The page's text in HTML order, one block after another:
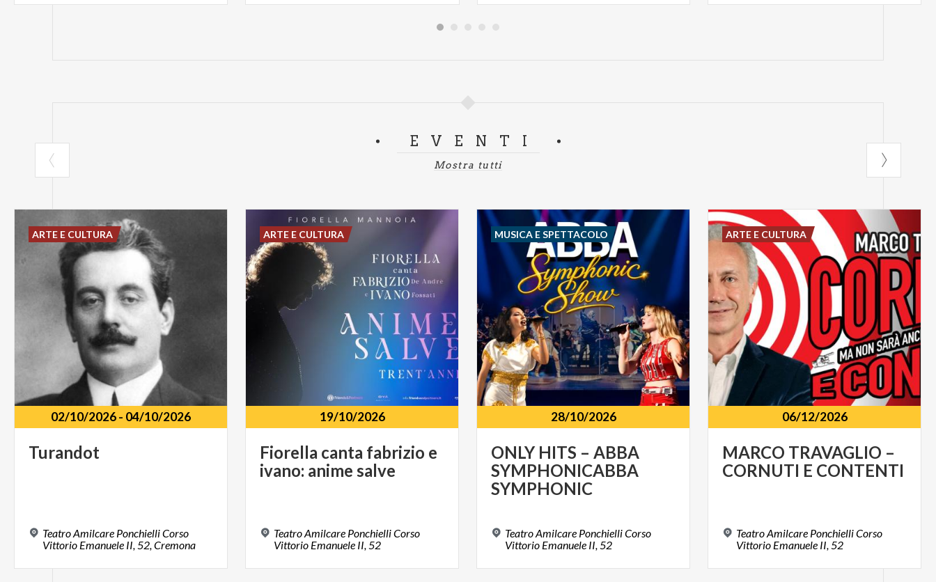
EVENTI
Mostra tutti
02/10/2026- 04/10/2026
Turandot
Teatro Amilcare Ponchielli Corso
Vittorio Emanuele II, 52, Cremona
ARTE E CULTURA
19/10/2026
Fiorella canta fabrizio e
ivano: anime salve
Teatro Amilcare Ponchielli Corso
Vittorio Emanuele II, 52
ARTE E CULTURA
28/10/2026
ONLY HITS – ABBA
SYMPHONICABBA
SYMPHONIC
Teatro Amilcare Ponchielli Corso
Vittorio Emanuele II, 52
MUSICA E SPETTACOLO
06/12/2026
MARCO TRAVAGLIO –
CORNUTI E CONTENTI
Teatro Amilcare Ponchielli Corso
Vittorio Emanuele II, 52
ARTE E CULTURA